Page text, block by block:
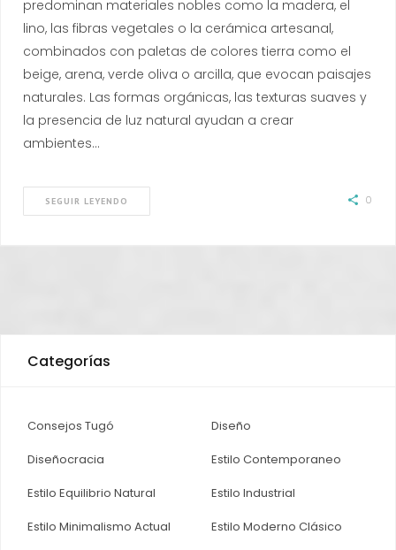
predominan materiales nobles como la madera, el
lino, las fibras vegetales o la cerámica artesanal,
combinados con paletas de colores tierra como el
beige, arena, verde oliva o arcilla, que evocan paisajes
naturales. Las formas orgánicas, las texturas suaves y
la presencia de luz natural ayudan a crear
ambientes…
SEGUIR LEYENDO 0
Categorías
Consejos Tugó
Diseño
Diseñocracia
Estilo Contemporaneo
Estilo Equilibrio Natural
Estilo Industrial
Estilo Minimalismo Actual
Estilo Moderno Clásico